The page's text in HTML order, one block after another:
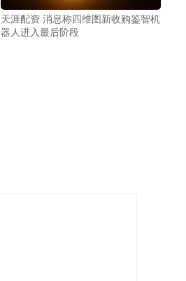
天涯配资 消息称四维图新收购鉴智机
器人进入最后阶段